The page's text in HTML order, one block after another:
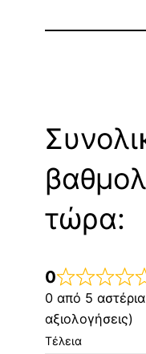
τώρα:
0
0 από 5
αξιολογήσεις)
Τέλεια